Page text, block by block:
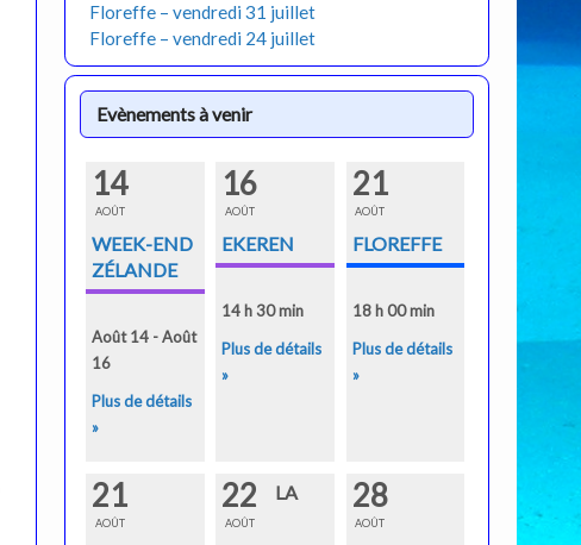
Floreffe – vendredi 31 juillet
Floreffe – vendredi 24 juillet
Evènements à venir
14
AOÛT
WEEK-END
ZÉLANDE
Août 14 - Août
16
Plus de détails
»
16
AOÛT
EKEREN
14 h 30 min
Plus de détails
»
21
AOÛT
FLOREFFE
18 h 00 min
Plus de détails
»
21
AOÛT
22
AOÛT
LA 28
AOÛT